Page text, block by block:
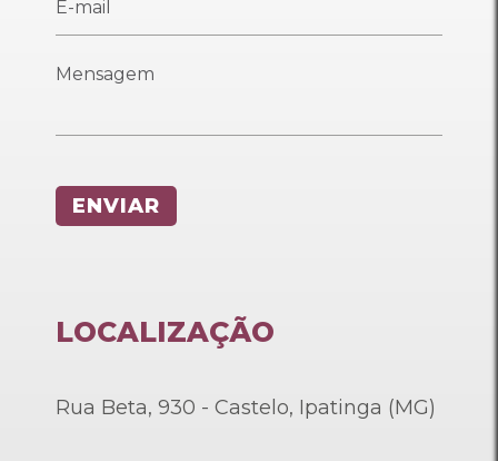
LOCALIZAÇÃO
Rua Beta, 930 - Castelo, Ipatinga (MG)